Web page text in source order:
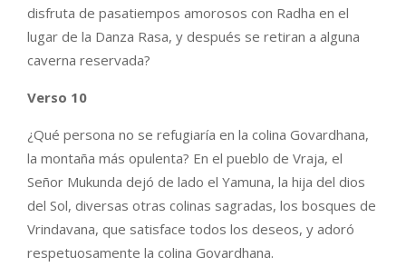
disfruta de pasatiempos amorosos con Radha en el
lugar de la Danza Rasa, y después se retiran a alguna
caverna reservada?
Verso 10
¿Qué persona no se refugiaría en la colina Govardhana,
la montaña más opulenta? En el pueblo de Vraja, el
Señor Mukunda dejó de lado el Yamuna, la hija del dios
del Sol, diversas otras colinas sagradas, los bosques de
Vrindavana, que satisface todos los deseos, y adoró
respetuosamente la colina Govardhana.